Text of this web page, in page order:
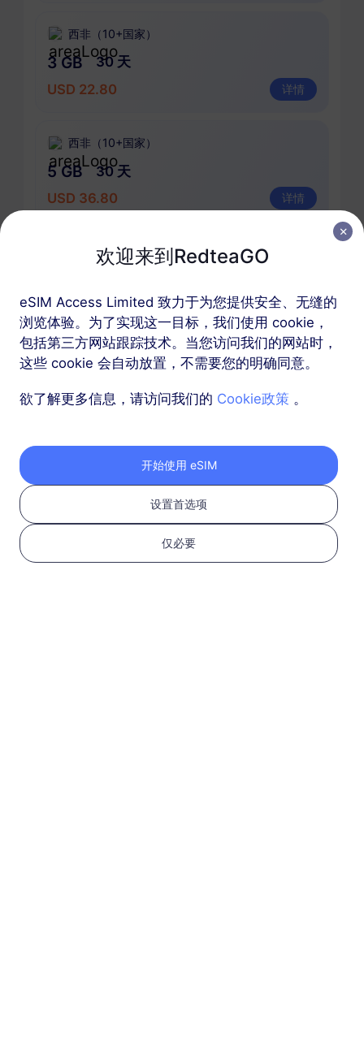
西非（10+国家）
3 GB
30 天
USD 22.80
详情
西非（10+国家）
5 GB
30 天
USD 36.80
详情
西非（10+国家）
USD 71.00
详情
按照以下三个步骤获取
您的 RedteaGO eSIM
欢迎来到RedteaGO
eSIM Access Limited 致力于为您提供安全、无缝的
浏览体验。为了实现这一目标，我们使用 cookie，
包括第三方网站跟踪技术。当您访问我们的网站时，
这些 cookie 会自动放置，不需要您的明确同意。
欲了解更多信息，请访问我们的 Cookie政策 。
开始使用 eSIM
设置首选项
仅必要